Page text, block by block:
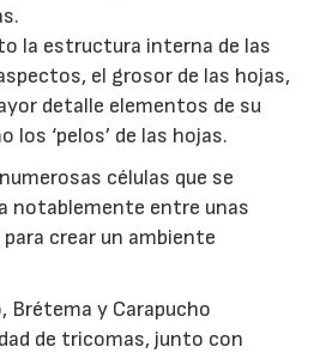
la estructura interna de las
el grosor de las hojas,
detalle elementos de su
‘pelos’ de las hojas.
células que se
notablemente entre unas
crear un ambiente
Brétema y Carapucho
de tricomas, junto con